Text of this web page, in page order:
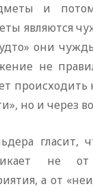
и
являются
они
не
происходить
но и через
гласит,
не от
а от